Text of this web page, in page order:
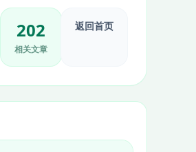
202
相关文章
返回首页